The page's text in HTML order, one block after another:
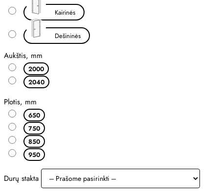
Kairinės
Dešininės
Aukštis, mm
2000
2040
Plotis, mm
650
750
850
950
Durų stakta